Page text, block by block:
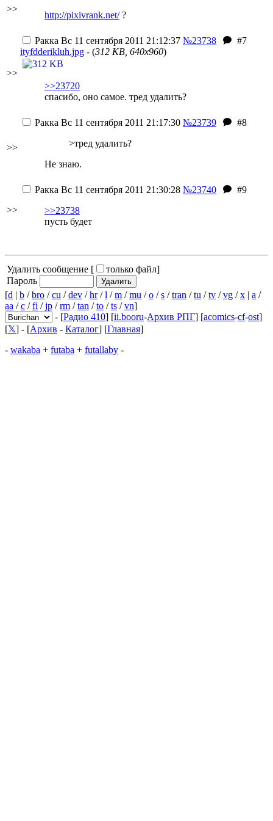
>>
http://pixivrank.net/?
>>
Ракка Вс 11 сентября 2011 21:12:37 №23738
#7
ityfdderikluh.jpg - (312 KB, 640x960)
>>23720
спасибо, оно самое. тред удалить?
>>
Ракка Вс 11 сентября 2011 21:17:30 №23739
#8
>тред удалить?
Не знаю.
>>
Ракка Вс 11 сентября 2011 21:30:28 №23740
#9
>>23738
пусть будет
Удалить сообщение [ только файл]
Пароль
[d | b /bro /cu /dev /hr/l /m /mu /o /s /tran /tu /tv /vg /x | a /
aa /c /fi /jp /rm /tan /to /ts /vn]
- [Радио 410] [ii.booru-Архив РПГ] [acomics-cf-ost]
[𝕏] - [Архив - Каталог] [Главная]
- wakaba + futaba + futallaby -